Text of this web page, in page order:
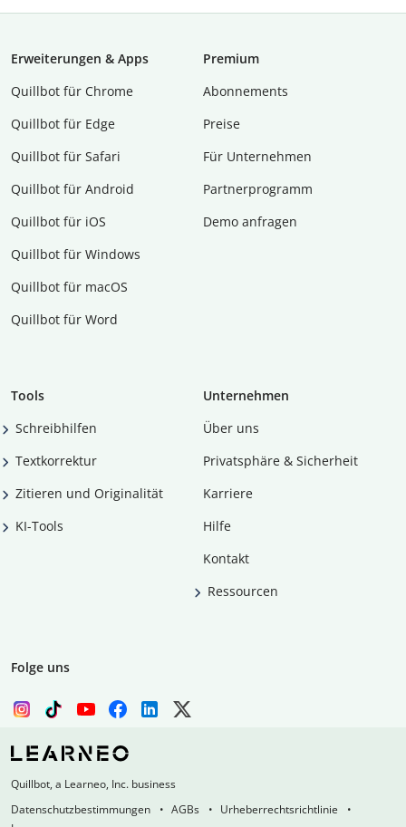
Erweiterungen & Apps
Quillbot für Chrome
Quillbot für Edge
Quillbot für Safari
Quillbot für Android
Quillbot für iOS
Quillbot für Windows
Quillbot für macOS
Quillbot für Word
Premium
Abon­ne­ments
Preise
Für Unternehmen
Partnerprogramm
Demo anfragen
Tools
Schreibhilfen
Textkorrektur
Zitieren und Originalität
KI-Tools
Unternehmen
Über uns
Privatsphäre & Sicherheit
Karriere
Hilfe
Kontakt
Ressourcen
Folge uns
Quillbot, a Learneo, Inc. business
Datenschutzbestimmungen
AGBs
Urheberrechtsrichtlinie